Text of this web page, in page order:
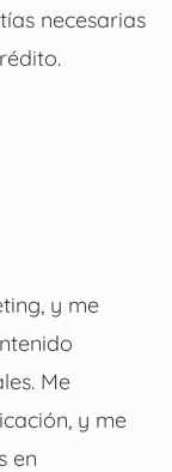
necesarias
y me
Me
y me
en